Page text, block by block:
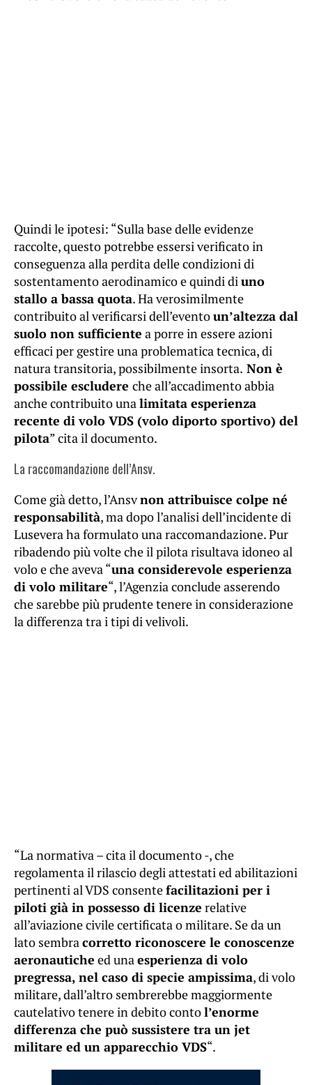
Quindi le ipotesi: “Sulla base delle evidenze
raccolte, questo potrebbe essersi verificato in
conseguenza alla perdita delle condizioni di
sostentamento aerodinamico e quindi diuno
stallo a bassa quota. Ha verosimilmente
contribuito al verificarsi dell’eventoun’altezza dal
suolo non sufficiente a porre in essere azioni
efficaci per gestire una problematica tecnica, di
natura transitoria, possibilmente insorta. Non è
possibile escludere che all’accadimento abbia
anche contribuito unalimitata esperienza
recente di volo VDS (volo diporto sportivo) del
pilota” cita il documento.
La raccomandazione dell’Ansv.
Come già detto, l’Ansvnon attribuisce colpe né
responsabilità, ma dopo l’analisi dell’incidente di
Lusevera ha formulato una raccomandazione. Pur
ribadendo più volte che il pilota risultava idoneo al
volo e che aveva “una considerevole esperienza
di volo militare“, l’Agenzia conclude asserendo
che sarebbe più prudente tenere in considerazione
la differenza tra i tipi di velivoli.
“La normativa – cita il documento -, che
regolamenta il rilascio degli attestati ed abilitazioni
pertinenti al VDS consentefacilitazioni per i
piloti già in possesso di licenze relative
all’aviazione civile certificata o militare. Se da un
lato sembracorretto riconoscere le conoscenze
aeronautiche ed unaesperienza di volo
pregressa, nel caso di specie ampissima, di volo
militare, dall’altro sembrerebbe maggiormente
cautelativo tenere in debito contol’enorme
differenza che può sussistere tra un jet
militare ed un apparecchio VDS“.